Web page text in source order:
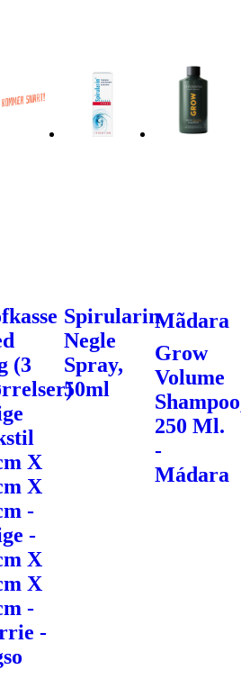
(3
X
X
-
-
X
X
-
-
Spirularin
Negle
Spray,
50ml
Mãdara
Grow
Volume
250 Ml.
-
Mádara